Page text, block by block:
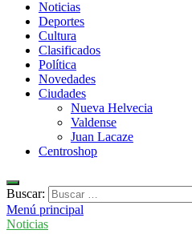
Todas la noticias de Rosario y la zona
Noticias
Deportes
Cultura
Clasificados
Política
Novedades
Ciudades
Nueva Helvecia
Valdense
Juan Lacaze
Centroshop
Buscar:
Menú principal
Noticias